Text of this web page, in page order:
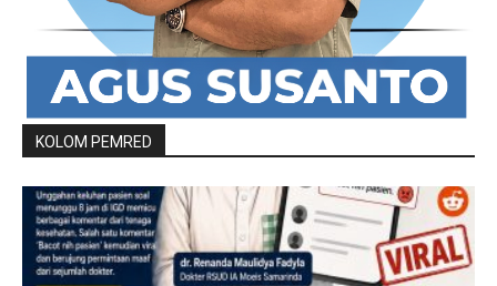
KOLOM PEMRED